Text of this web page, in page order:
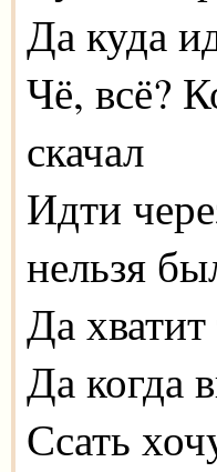
Да куда
Чё, всё?
скачал
Идти
нельзя
Да
Да когда
Ссать